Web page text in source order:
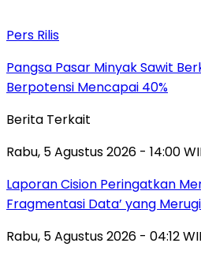
Pers Rilis
Pangsa Pasar Minyak Sawit
Berpotensi Mencapai 40%
Berita Terkait
Rabu, 5 Agustus 2026 - 14:00
Laporan Cision Peringatkan
Fragmentasi Data’ yang
Rabu, 5 Agustus 2026 - 04:12